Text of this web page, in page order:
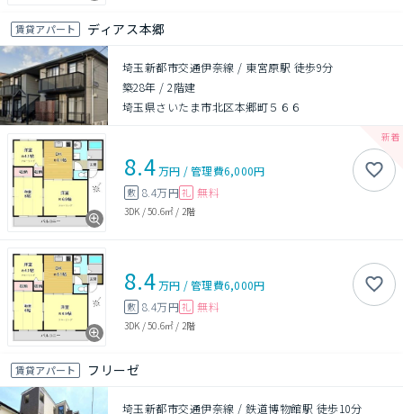
賃貸アパート ディアス本郷
埼玉新都市交通伊奈線 / 東宮原駅 徒歩9分
築28年 /2階建
埼玉県さいたま市北区本郷町５６６
8.4万円 /管理費6,000円
敷 8.4万円 礼 無料
3DK /50.6㎡ / 2階
8.4万円 /管理費6,000円
敷 8.4万円 礼 無料
3DK /50.6㎡ / 2階
賃貸アパート フリーゼ
埼玉新都市交通伊奈線 / 鉄道博物館駅 徒歩10分